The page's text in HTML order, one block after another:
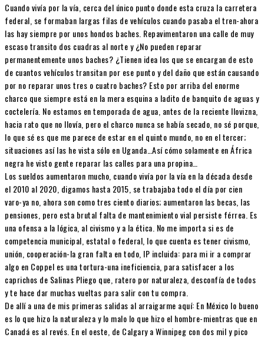
Cuando vivía por la vía, cerca del único punto donde esta cruza la carretera
federal, se formaban largas filas de vehículos cuando pasaba el tren-ahora
las hay siempre por unos hondos baches. Repavimentaron una calle de muy
escaso transito dos cuadras al norte y ¿No pueden reparar
permanentemente unos baches? ¿Tienen idea los que se encargan de esto
de cuantos vehículos transitan por ese punto y del daño que están causando
por no reparar unos tres o cuatro baches? Esto por arriba del enorme
charco que siempre está en la mera esquina a ladito de banquito de aguas y
coctelería. No estamos en temporada de agua, antes de la reciente llovizna,
hacia rato que no llovía, pero el charco nunca se había secado, no sé porque,
lo que sé es que me parece de estar en el quinto mundo, no en el tercer;
situaciones así las he vista sólo en Uganda…Así cómo solamente en África
negra he visto gente reparar las calles para una propina…
Los sueldos aumentaron mucho, cuando vivía por la vía en la década desde
el 2010 al 2020, digamos hasta 2015, se trabajaba todo el día por cien
varo-ya no, ahora son como tres ciento diarios; aumentaron las becas, las
pensiones, pero esta brutal falta de mantenimiento vial persiste férrea. Es
una ofensa a la lógica, al civismo y a la ética. No me importa si es de
competencia municipal, estatal o federal, lo que cuenta es tener civismo,
unión, cooperación-la gran falta en todo, IP incluida: para mi ir a comprar
algo en Coppel es una tortura-una ineficiencia, para satisfacer a los
caprichos de Salinas Pliego que, ratero por naturaleza, desconfía de todos
y te hace dar muchas vueltas para salir con tu compra.
De allí a una de mis primeras salidas al arraigarme aquí: En México lo bueno
es lo que hizo la naturaleza y lo malo lo que hizo el hombre-mientras que en
Canadá es al revés. En el oeste, de Calgary a Winnipeg con dos mil y pico